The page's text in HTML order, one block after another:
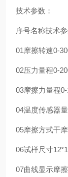
技术参数：
序号名称技术
01摩擦转速0-
02压力量程0-
03摩擦力量程
04温度传感器
05摩擦方式干
06试样尺寸
07曲线显示摩